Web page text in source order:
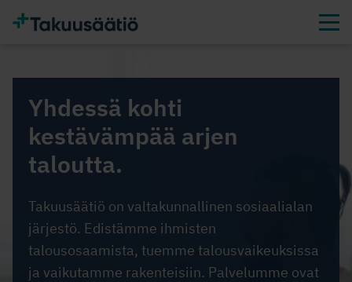
Yhdessä kohti
kestävämpää arjen
taloutta.
Takuusäätiö on valtakunnallinen sosiaalialan
järjestö. Edistämme ihmisten
talousosaamista, tuemme talousvaikeuksissa
ja vaikutamme rakenteisiin. Palvelumme ovat